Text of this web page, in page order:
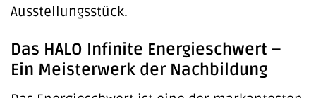
Ausstellungsstück.
Das HALO Infinite Energieschwert –
Ein Meisterwerk der Nachbildung